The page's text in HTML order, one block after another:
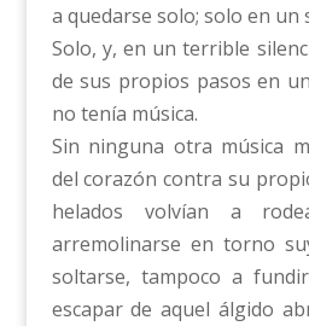
a quedarse solo; solo en un
Solo, y, en un terrible
de sus propios pasos en
no tenía música.
Sin ninguna otra música
del corazón contra su
helados volvían a
arremolinarse en torno
soltarse, tampoco a
escapar de aquel álgido